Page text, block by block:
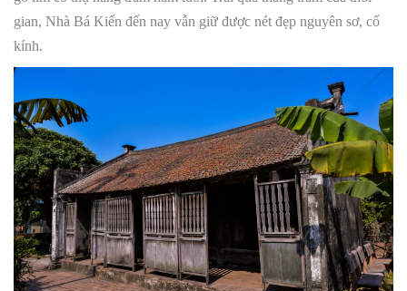
gian, Nhà Bá Kiến đến nay vẫn giữ được nét đẹp nguyên sơ, cổ
kính.